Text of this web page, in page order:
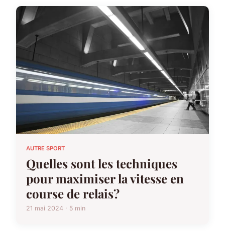
AUTRE SPORT
Quelles sont les techniques
pour maximiser la vitesse en
course de relais?
21 mai 2024 · 5 min